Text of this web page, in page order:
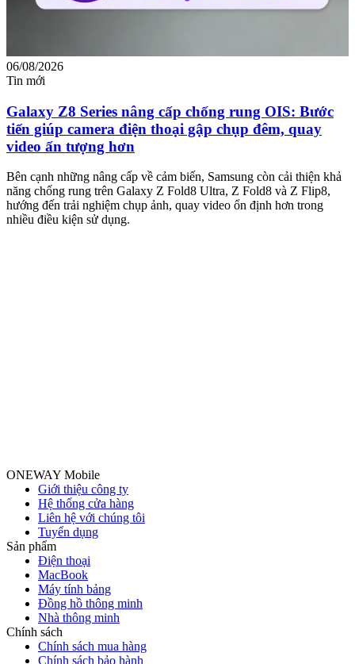
06/08/2026
Tin mới
Galaxy Z8 Series nâng cấp chống rung OIS: Bước
tiến giúp camera điện thoại gập chụp đêm, quay
video ấn tượng hơn
Bên cạnh những nâng cấp về cảm biến, Samsung còn cải thiện khả
năng chống rung trên Galaxy Z Fold8 Ultra, Z Fold8 và Z Flip8,
hướng đến trải nghiệm chụp ảnh, quay video ổn định hơn trong
nhiều điều kiện sử dụng.
ONEWAY Mobile
Giới thiệu công ty
Hệ thống cửa hàng
Liên hệ với chúng tôi
Tuyển dụng
Sản phẩm
Điện thoại
MacBook
Máy tính bảng
Đồng hồ thông minh
Nhà thông minh
Chính sách
Chính sách mua hàng
Chính sách bảo hành